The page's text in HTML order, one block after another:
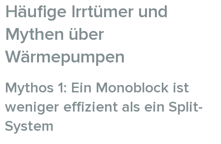
Häufige Irrtümer und
Mythen über
Wärmepumpen
Mythos 1: Ein Monoblock ist
weniger effizient als ein Split-
System